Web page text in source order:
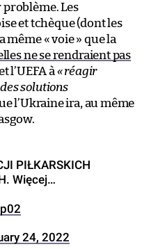
Les
et tchèque (dont les
même « voie » que la
ne se rendraient pas
l’UEFA à « réagir
solutions
l’Ukraine ira, au même
PIŁKARSKICH
Więcej…
24, 2022